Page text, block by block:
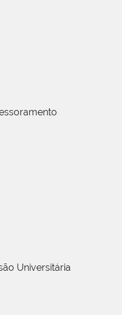
Universitária